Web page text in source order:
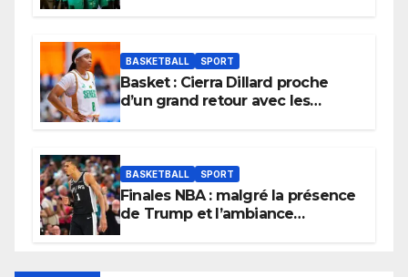
BASKETBALL SPORT
Basket : Cierra Dillard proche
d’un grand retour avec les
BASKETBALL SPORT
Finales NBA : malgré la présence
de Trump et l’ambiance